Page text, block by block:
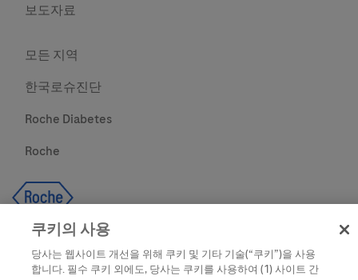
보도자료
모든 지역
한국로슈진단
Roche Diabetes
Roche
쿠키의 사용
당사는 웹사이트 개선을 위해 쿠키 및 기타 기술(“쿠키”)을 사용
합니다. 필수 쿠키 외에도, 당사는 쿠키를 사용하여 (1) 사이트 간